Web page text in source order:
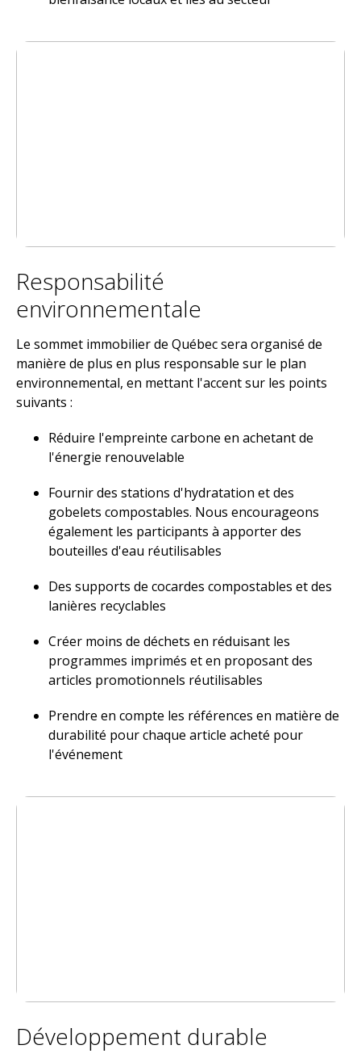
Responsabilité
environnementale
Le sommet immobilier de Québec sera organisé de
manière de plus en plus responsable sur le plan
environnemental, en mettant l'accent sur les points
suivants :
Réduire l'empreinte carbone en achetant de
l'énergie renouvelable
Fournir des stations d'hydratation et des
gobelets compostables. Nous encourageons
également les participants à apporter des
bouteilles d'eau réutilisables
Des supports de cocardes compostables et des
lanières recyclables
Créer moins de déchets en réduisant les
programmes imprimés et en proposant des
articles promotionnels réutilisables
Prendre en compte les références en matière de
durabilité pour chaque article acheté pour
l'événement
Développement durable